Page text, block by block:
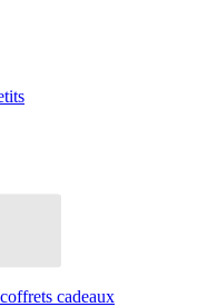
cadeaux